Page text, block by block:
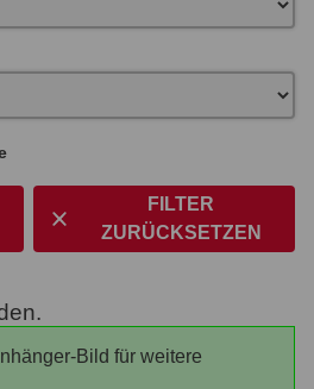
FILTER
ZURÜCKSETZEN
Bild für weitere